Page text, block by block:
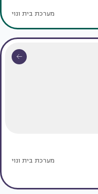
מערכת בית ונוי
מערכת בית ונוי